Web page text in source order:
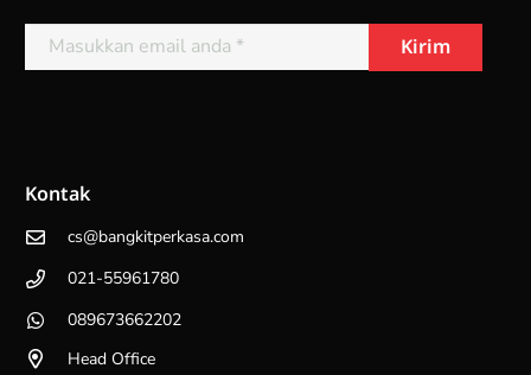
Kontak
cs@bangkitperkasa.com
021-55961780
089673662202
Head Office